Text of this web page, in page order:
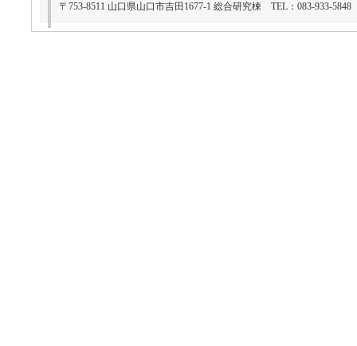
〒753-8511 山口県山口市吉田1677-1 総合研究棟 TEL：083-933-5848